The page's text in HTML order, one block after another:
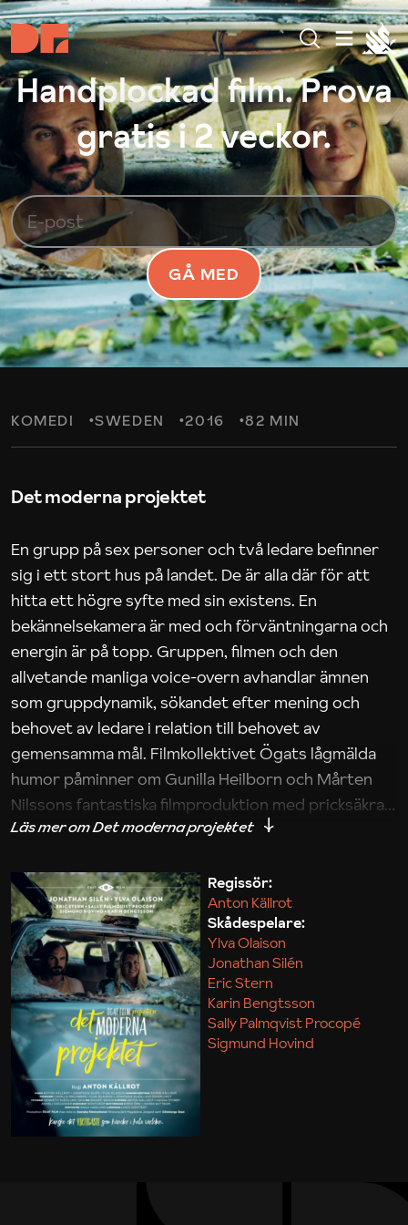
Handplockad film. Prova
gratis i 2 veckor.
GÅ MED
KOMEDI SWEDEN 2016 82 MIN
Det moderna projektet
En grupp på sex personer och två ledare befinner
sig i ett stort hus på landet. De är alla där för att
hitta ett högre syfte med sin existens. En
bekännelsekamera är med och förväntningarna och
energin är på topp. Gruppen, filmen och den
allvetande manliga voice-overn avhandlar ämnen
som gruppdynamik, sökandet efter mening och
behovet av ledare i relation till behovet av
gemensamma mål. Filmkollektivet Ögats lågmälda
humor påminner om Gunilla Heilborn och Mårten
Nilssons fantastiska filmproduktion med pricksäkra
iakttagelser om hur svårt det kan vara att omsätta
Maja Kekonius
Regissör:
Anton Källrot
Skådespelare:
Ylva Olaison
Jonathan Silén
Eric Stern
Karin Bengtsson
Sally Palmqvist Procopé
Sigmund Hovind